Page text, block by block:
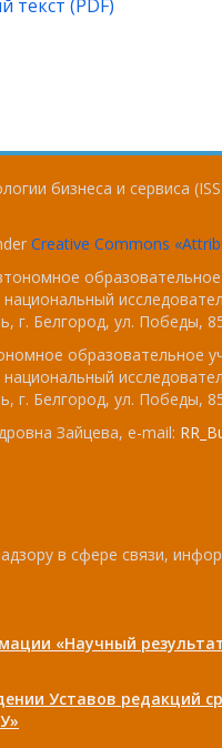
текст (PDF)
бизнеса и сервиса
Creative Commons
г. Белгород, ул. Победы,
образовательное
г. Белгород, ул. Победы,
Зайцева, e-mail:
в сфере связи,
«Научный
Уставов редакций